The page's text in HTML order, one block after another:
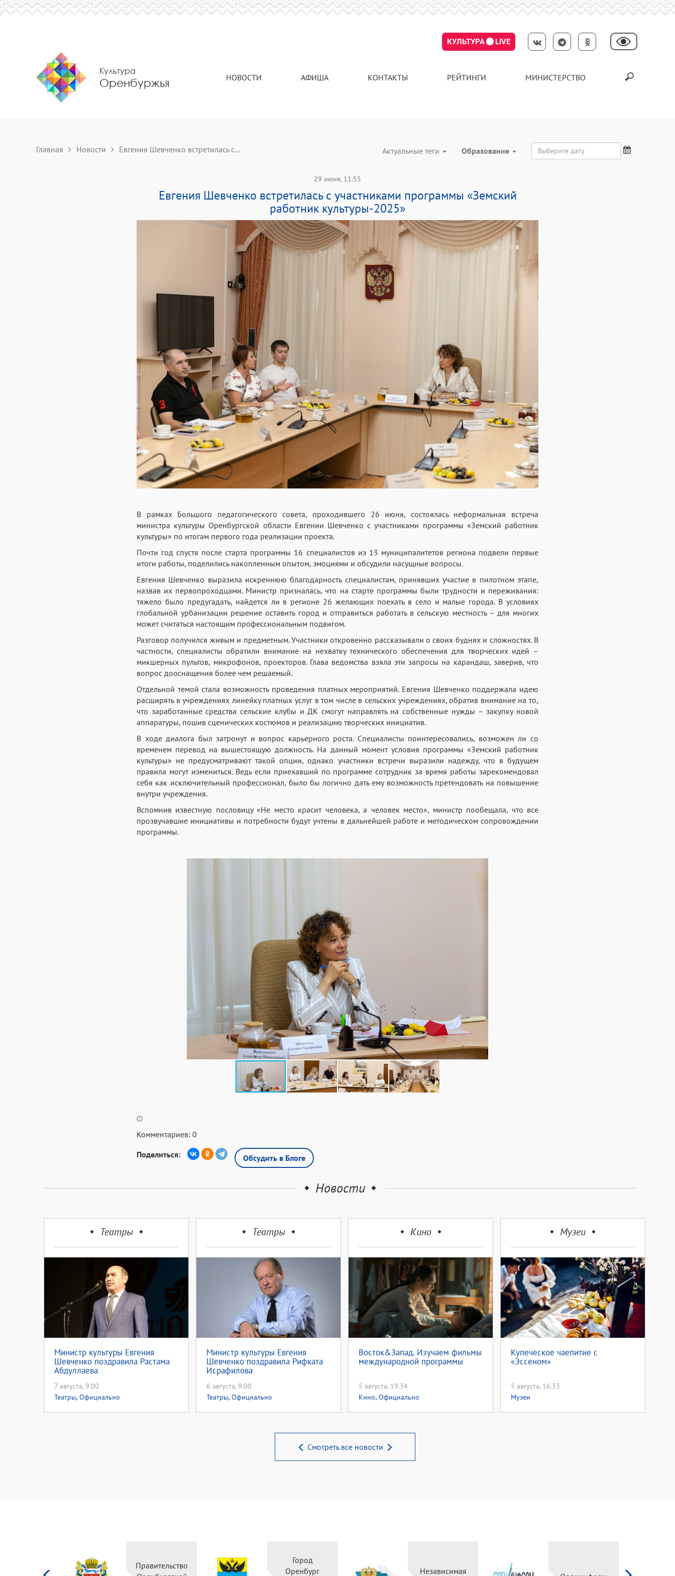
КУЛЬТУРА LIVE
Культура
Оренбуржья НОВОСТИ АФИША КОНТАКТЫ РЕЙТИНГИ МИНИСТЕРСТВО
Главная Новости Евгения Шевченко встретилась с... Актуальные теги Образование
29 июня, 11:55
Евгения Шевченко встретилась с участниками программы «Земский
работник культуры-2025»
В рамках Большого педагогического совета, проходившего 26 июня, состоялась неформальная встреча
министра культуры Оренбургской области Евгении Шевченко с участниками программы «Земский работник
культуры» по итогам первого года реализации проекта.
Почти год спустя после старта программы 16 специалистов из 13 муниципалитетов региона подвели первые
итоги работы, поделились накопленным опытом, эмоциями и обсудили насущные вопросы.
Евгения Шевченко выразила искреннюю благодарность специалистам, принявших участие в пилотном этапе,
назвав их первопроходцами. Министр призналась, что на старте программы были трудности и переживания:
тяжело было предугадать, найдется ли в регионе 26 желающих поехать в село и малые города. В условиях
глобальной урбанизации решение оставить город и отправиться работать в сельскую местность – для многих
может считаться настоящим профессиональным подвигом.
Разговор получился живым и предметным. Участники откровенно рассказывали о своих буднях и сложностях. В
частности, специалисты обратили внимание на нехватку технического обеспечения для творческих идей –
микшерных пультов, микрофонов, проекторов. Глава ведомства взяла эти запросы на карандаш, заверив, что
вопрос дооснащения более чем решаемый.
Отдельной темой стала возможность проведения платных мероприятий. Евгения Шевченко поддержала идею
расширять в учреждениях линейку платных услуг в том числе в сельских учреждениях, обратив внимание на то,
что заработанные средства сельские клубы и ДК смогут направлять на собственные нужды – закупку новой
аппаратуры, пошив сценических костюмов и реализацию творческих инициатив.
В ходе диалога был затронут и вопрос карьерного роста. Специалисты поинтересовались, возможен ли со
временем перевод на вышестоящую должность. На данный момент условия программы «Земский работник
культуры» не предусматривают такой опции, однако участники встречи выразили надежду, что в будущем
правила могут измениться. Ведь если приехавший по программе сотрудник за время работы зарекомендовал
себя как исключительный профессионал, было бы логично дать ему возможность претендовать на повышение
внутри учреждения.
Вспомнив известную пословицу «Не место красит человека, а человек место», министр пообещала, что все
прозвучавшие инициативы и потребности будут учтены в дальнейшей работе и методическом сопровождении
программы.
Комментариев: 0
Поделиться:
Обсудить в Блоге
Новости
Театры
Министр культуры Евгения
Шевченко поздравила Растама
Абдуллаева
7 августа, 9.00
Театры, Официально
Театры
Министр культуры Евгения
Шевченко поздравила Рифката
Исрафилова
6 августа, 9.00
Театры, Официально
Кино
Восток&Запад. Изучаем фильмы
международной программы
5 августа, 19.34
Кино, Официально
Музеи
Купеческое чаепитие с
«Эссеном»
5 августа, 16.33
Музеи
Смотреть все новости
Министерство
культуры
Правительство
Оренбург
Независимая